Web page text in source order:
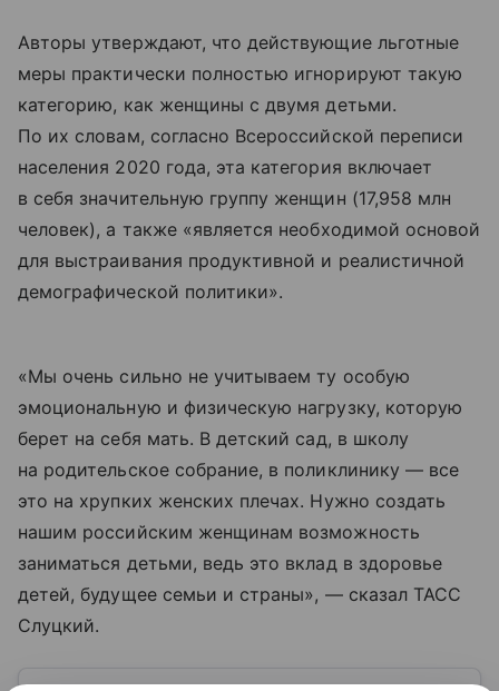
Авторы утверждают, что действующие льготные
меры практически полностью игнорируют такую
категорию, как женщины с двумя детьми.
По их словам, согласно Всероссийской переписи
населения 2020 года, эта категория включает
в себя значительную группу женщин (17,958 млн
человек), а также «является необходимой основой
для выстраивания продуктивной и реалистичной
демографической политики».
«Мы очень сильно не учитываем ту особую
эмоциональную и физическую нагрузку, которую
берет на себя мать. В детский сад, в школу
на родительское собрание, в поликлинику — все
это на хрупких женских плечах. Нужно создать
нашим российским женщинам возможность
заниматься детьми, ведь это вклад в здоровье
детей, будущее семьи и страны», — сказал ТАСС
Слуцкий.